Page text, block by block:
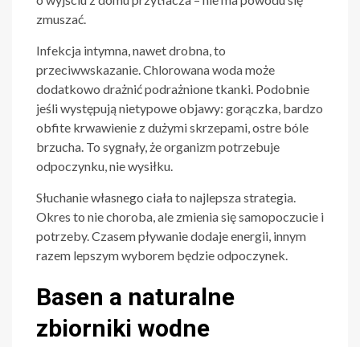
zmuszać.
Infekcja intymna, nawet drobna, to
przeciwwskazanie. Chlorowana woda może
dodatkowo drażnić podrażnione tkanki. Podobnie
jeśli występują nietypowe objawy: gorączka, bardzo
obfite krwawienie z dużymi skrzepami, ostre bóle
brzucha. To sygnały, że organizm potrzebuje
odpoczynku, nie wysiłku.
Słuchanie własnego ciała to najlepsza strategia.
Okres to nie choroba, ale zmienia się samopoczucie i
potrzeby. Czasem pływanie dodaje energii, innym
razem lepszym wyborem będzie odpoczynek.
Basen a naturalne
zbiorniki wodne